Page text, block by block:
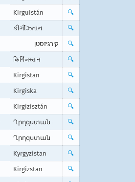
Kirguistán 🔍
કીર્ગીઝ્તાન 🔍
קירגיזסטן 🔍
किर्गिजस्तान 🔍
Kirgistan 🔍
Kirgiska 🔍
Kirgizisztán 🔍
Ղրղզստան 🔍
Ղրղզստան 🔍
Kyrgyzistan 🔍
Kirgizstan 🔍